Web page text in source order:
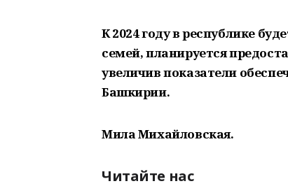
К 2024 году в республике
семей, планируется
увеличив показатели
Башкирии.
Мила Михайловская.
Читайте нас